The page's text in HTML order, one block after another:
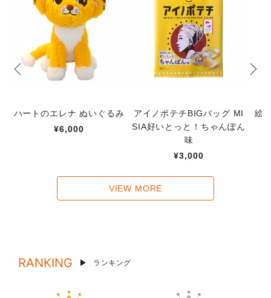
ハートのエレナ ぬいぐるみ
¥6,000
アイノポテチBIGバッグ MI
SIA好いとっと！ちゃんぽん
味
¥3,000
絵
VIEW MORE
RANKING ランキング